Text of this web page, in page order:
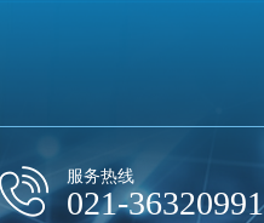
服务热线
021-36320991